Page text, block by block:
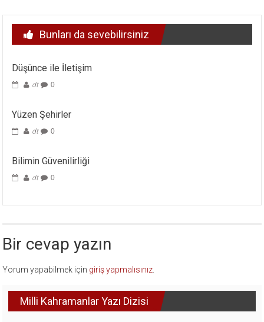
Bunları da sevebilirsiniz
Düşünce ile İletişim
dt 0
Yüzen Şehirler
dt 0
Bilimin Güvenilirliği
dt 0
Bir cevap yazın
Yorum yapabilmek için giriş yapmalısınız
Milli Kahramanlar Yazı Dizisi